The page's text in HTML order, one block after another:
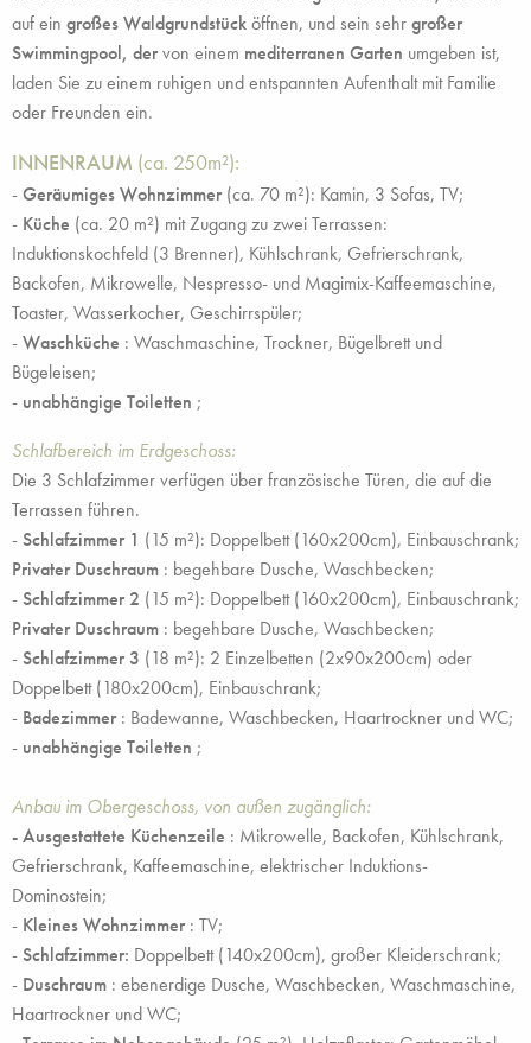
auf ein großes Waldgrundstücköffnen, und sein sehrgroßer
Swimmingpool, dervon einem mediterranen Garten umgeben ist,
laden Sie zu einem ruhigen und entspannten Aufenthalt mit Familie
oder Freunden ein.
INNENRAUM (ca. 250m²):
-Geräumiges Wohnzimmer(ca. 70 m²): Kamin, 3 Sofas, TV;
- Küche (ca. 20 m²) mit Zugang zu zwei Terrassen:
Induktionskochfeld (3 Brenner), Kühlschrank, Gefrierschrank,
Backofen, Mikrowelle, Nespresso- und Magimix-Kaffeemaschine,
Toaster, Wasserkocher, Geschirrspüler;
-Waschküche : Waschmaschine, Trockner, Bügelbrett und
Bügeleisen;
- unabhängige Toiletten ;
Schlafbereich im Erdgeschoss:
Die 3 Schlafzimmer verfügen über französische Türen, die auf die
Terrassen führen.
-Schlafzimmer 1 (15 m²): Doppelbett (160x200cm), Einbauschrank;
Privater Duschraum : begehbare Dusche, Waschbecken;
-Schlafzimmer 2 (15 m²): Doppelbett (160x200cm), Einbauschrank;
Privater Duschraum : begehbare Dusche, Waschbecken;
-Schlafzimmer 3 (18 m²): 2 Einzelbetten (2x90x200cm) oder
Doppelbett (180x200cm), Einbauschrank;
- Badezimmer: Badewanne, Waschbecken, Haartrockner und WC;
- unabhängige Toiletten ;
Anbau im Obergeschoss, von außen zugänglich:
- Ausgestattete Küchenzeile : Mikrowelle, Backofen, Kühlschrank,
Gefrierschrank, Kaffeemaschine, elektrischer Induktions-
Dominostein;
- Kleines Wohnzimmer: TV;
-Schlafzimmer: Doppelbett (140x200cm), großer Kleiderschrank;
- Duschraum : ebenerdige Dusche, Waschbecken, Waschmaschine,
Haartrockner und WC;